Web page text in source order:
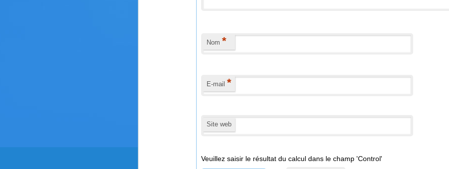
Nom *
E-mail *
Site web
Veuillez saisir le résultat du calcul dans le champ 'Control'